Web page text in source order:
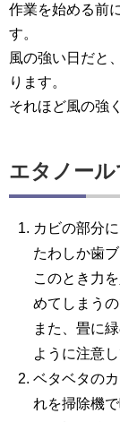
作業を始める前
す。
風の強い日だと
ります。
それほど風の強
エタノー
カビの部分
たわしか歯
このとき力
めてしまう
また、畳に
ように注意
ベタベタの
れを掃除機で